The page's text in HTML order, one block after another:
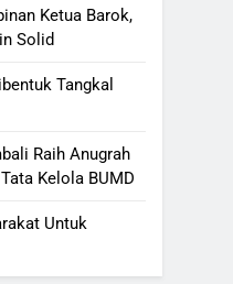
Ketua Barok,
Solid
Tangkal
Raih Anugrah
Kelola BUMD
Untuk